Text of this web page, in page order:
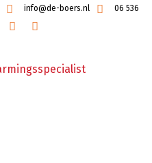
info@de-boers.nl
06 536